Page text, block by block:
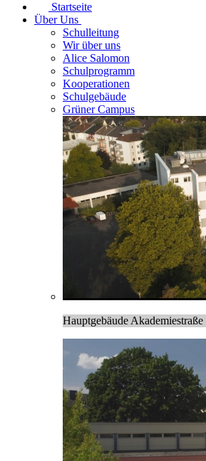
Startseite
Über Uns
Schulleitung
Wir über uns
Alice Salomon
Schulprogramm
Kooperationen
Schulgebäude
Grüner Campus
Hauptgebäude Akademiestraße